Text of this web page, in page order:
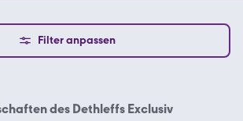
Filter anpassen
des Dethleffs Exclusiv